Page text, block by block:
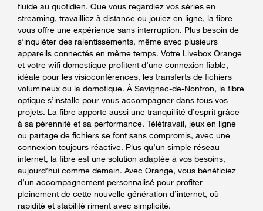
fluide au quotidien. Que vous regardiez vos séries en
streaming, travailliez à distance ou jouiez en ligne, la fibre
vous offre une expérience sans interruption. Plus besoin de
s’inquiéter des ralentissements, même avec plusieurs
appareils connectés en même temps. Votre Livebox Orange
et votre wifi domestique profitent d’une connexion fiable,
idéale pour les visioconférences, les transferts de fichiers
volumineux ou la domotique. À Savignac-de-Nontron, la fibre
optique s’installe pour vous accompagner dans tous vos
projets. La fibre apporte aussi une tranquillité d’esprit grâce
à sa pérennité et sa performance. Télétravail, jeux en ligne
ou partage de fichiers se font sans compromis, avec une
connexion toujours réactive. Plus qu’un simple réseau
internet, la fibre est une solution adaptée à vos besoins,
aujourd’hui comme demain. Avec Orange, vous bénéficiez
d’un accompagnement personnalisé pour profiter
pleinement de cette nouvelle génération d’internet, où
rapidité et stabilité riment avec simplicité.